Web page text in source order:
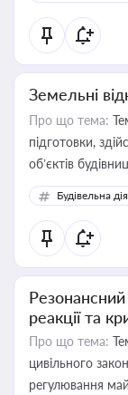
Земельні
Про що тема:
підготовки,
об’єктів
Будівельна
реакції та
Про що тема:
цивільного
регулювання